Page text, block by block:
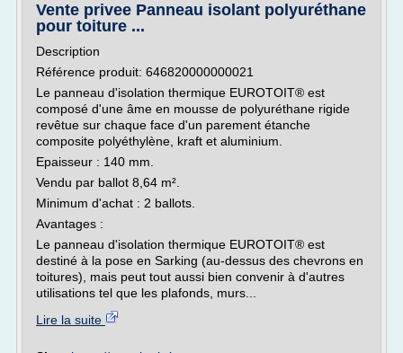
Vente privee Panneau isolant polyuréthane
pour toiture ...
Description
Référence produit: 646820000000021
Le panneau d'isolation thermique EUROTOIT® est
composé d'une âme en mousse de polyuréthane rigide
revêtue sur chaque face d'un parement étanche
composite polyéthylène, kraft et aluminium.
Epaisseur : 140 mm.
Vendu par ballot 8,64 m².
Minimum d'achat : 2 ballots.
Avantages :
Le panneau d'isolation thermique EUROTOIT® est
destiné à la pose en Sarking (au-dessus des chevrons en
toitures), mais peut tout aussi bien convenir à d'autres
utilisations tel que les plafonds, murs...
Lire la suite